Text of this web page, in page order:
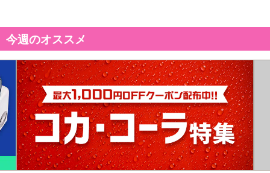
■その他共通および商品カテゴリー別注意事項（※必ずご確認くだ
さい）
こちらの情報は2026-07-09 14:08:36.0での情報となります。
今週のオススメ